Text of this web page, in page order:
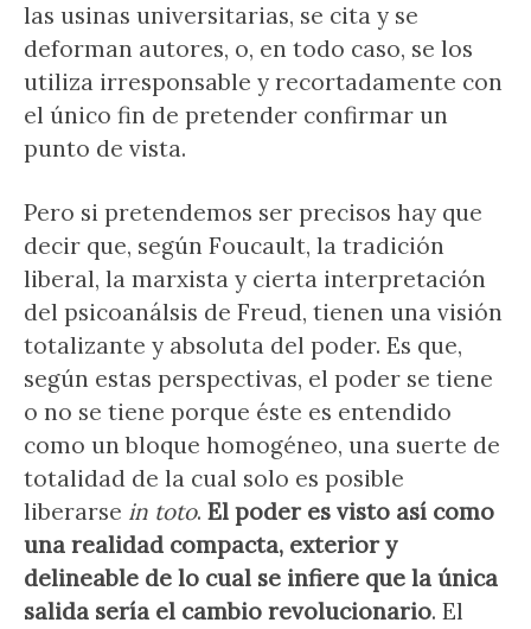
las usinas universitarias, se cita y se
deforman autores, o, en todo caso, se los
utiliza irresponsable y recortadamente con
el único fin de pretender confirmar un
punto de vista.
Pero si pretendemos ser precisos hay que
decir que, según Foucault, la tradición
liberal, la marxista y cierta interpretación
del psicoanálsis de Freud, tienen una visión
totalizante y absoluta del poder. Es que,
según estas perspectivas, el poder se tiene
o no se tiene porque éste es entendido
como un bloque homogéneo, una suerte de
totalidad de la cual solo es posible
liberarse in toto. El poder es visto así como
una realidad compacta, exterior y
delineable de lo cual se infiere que la única
salida sería el cambio revolucionario. El